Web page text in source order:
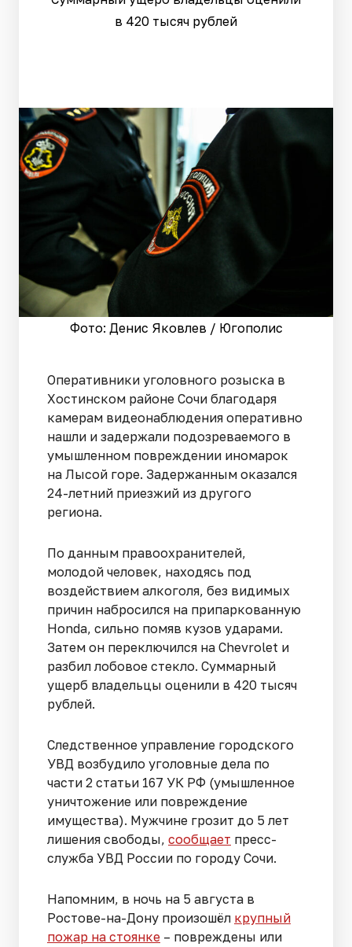
в 420 тысяч рублей
Фото: Денис Яковлев / Югополис
Оперативники уголовного розыска в
Хостинском районе Сочи благодаря
камерам видеонаблюдения оперативно
нашли и задержали подозреваемого в
умышленном повреждении иномарок
на Лысой горе. Задержанным оказался
24-летний приезжий из другого
региона.
По данным правоохранителей,
молодой человек, находясь под
воздействием алкоголя, без видимых
причин набросился на припаркованную
Honda, сильно помяв кузов ударами.
Затем он переключился на Chevrolet и
разбил лобовое стекло. Суммарный
ущерб владельцы оценили в 420 тысяч
рублей.
Следственное управление городского
УВД возбудило уголовные дела по
части 2 статьи 167 УК РФ (умышленное
уничтожение или повреждение
имущества). Мужчине грозит до 5 лет
лишения свободы, сообщает пресс-
служба УВД России по городу Сочи.
Напомним, в ночь на 5 августа в
Ростове-на-Дону произошёл крупный
пожар на стоянке – повреждены или